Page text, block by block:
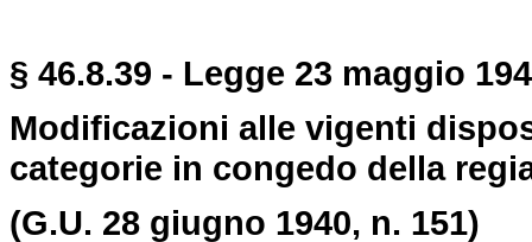
§ 46.8.39 - Legge 23 maggio
Modificazioni alle vigenti
categorie in congedo della
(G.U. 28 giugno 1940, n. 151)